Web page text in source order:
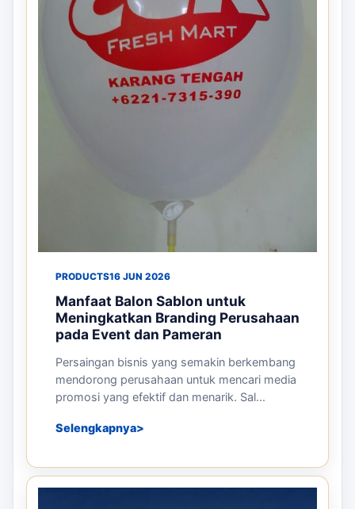
PRODUCTS16 JUN 2026
Manfaat Balon Sablon untuk
Meningkatkan Branding Perusahaan
pada Event dan Pameran
Persaingan bisnis yang semakin berkembang
mendorong perusahaan untuk mencari media
promosi yang efektif dan menarik. Sal...
Selengkapnya